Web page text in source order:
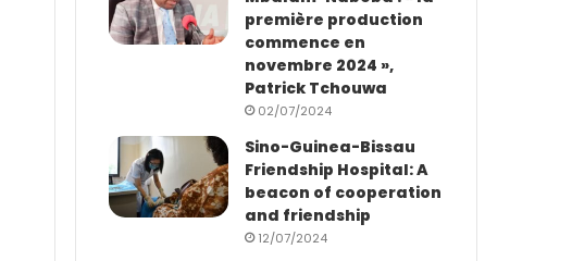
première production
commence en
novembre 2024 »,
Patrick Tchouwa
02/07/2024
Sino-Guinea-Bissau
Friendship Hospital: A
beacon of cooperation
and friendship
12/07/2024